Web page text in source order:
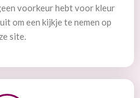
voorkeur hebt voor kleur
om een kijkje te nemen op
site.